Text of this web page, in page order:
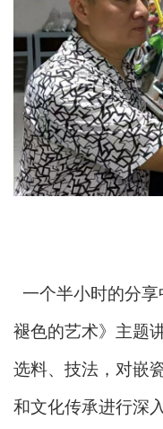
一个半小时的分
褪色的艺术》主题
选料、技法，对嵌
和文化传承进行深